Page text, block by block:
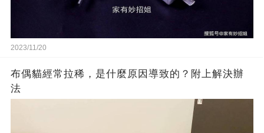
2023/11/20
布偶貓經常拉稀，是什麼原因導致的？附上解決辦
法